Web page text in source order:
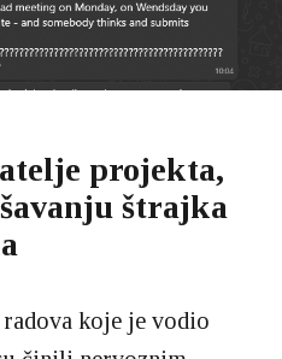
projekta,
štrajka
koje je vodio